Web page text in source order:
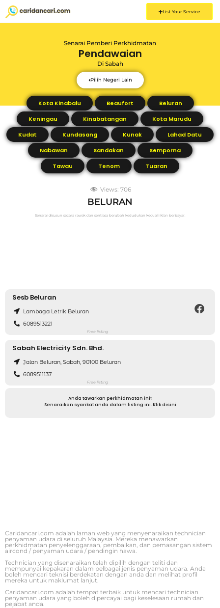
List Your Service
Senarai Pemberi Perkhidmatan
Pendawaian
Di Sabah
Pilih Negeri Lain
Kota Kinabalu Beaufort
Beluran
Keningau
Kinabatangan
Kota Marudu
Kudat
Kundasang Kunak
Lahad Datu
Nabawan
Sandakan
Semporna
Tawau
Tenom Tuaran
Views: 706
BELURAN
Senarai disusun secara rawak dan sentiasa berubah kedudukan kecuali iklan berbayar.
Sesb Beluran
Lambaga Letrik Beluran
6089513221
Free listing
Sabah Electricity Sdn. Bhd.
Jalan Beluran, Sabah, 90100 Beluran
6089511137
Free listing
Anda tawarkan perkhidmatan ini?
Senaraikan syarikat anda dalam listing ini. Klik disini
Caridancari.com adalah laman web yang menyenaraikan technician
penyaman udara di seluruh Malaysia. Mereka menawarkan
perkhidmatan penyelenggaraan, pembaikan, dan pemasangan sistem
aircond / penyaman udara / pendingin hawa.
Technician yang disenaraikan telah dipilih dengan teliti dan
mempunyai kepakaran dalam pelbagai jenis penyaman udara. Anda
boleh mencari teknisi berdekatan dengan anda dan melihat profil
mereka untuk maklumat lanjut.
Caridancari.com adalah tempat terbaik untuk mencari technician
penyaman udara yang boleh dipercayai bagi keselesaan rumah dan
pejabat anda.